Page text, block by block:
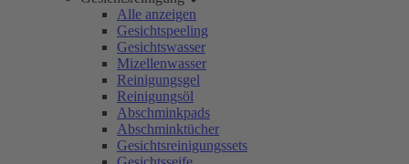
Alle anzeigen
Gesichtspeeling
Gesichtswasser
Mizellenwasser
Reinigungsgel
Reinigungsöl
Abschminkpads
Abschminktücher
Gesichtsreinigungssets